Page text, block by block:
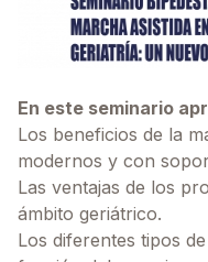
En este seminario
Los beneficios de la
modernos y con
Las ventajas de los
ámbito geriátrico.
Los diferentes tipos